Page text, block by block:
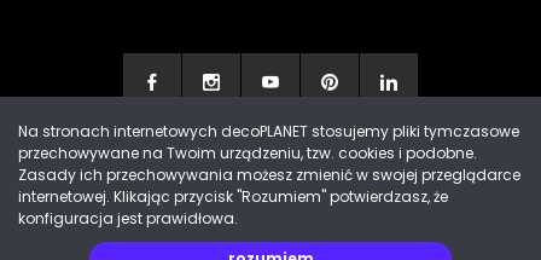
Made with by Progres Media & decoPLANET
Na stronach internetowych decoPLANET stosujemy pliki tymczasowe
przechowywane na Twoim urządzeniu, tzw. cookies i podobne.
Zasady ich przechowywania możesz zmienić w swojej przeglądarce
internetowej. Klikając przycisk "Rozumiem" potwierdzasz, że
konfiguracja jest prawidłowa.